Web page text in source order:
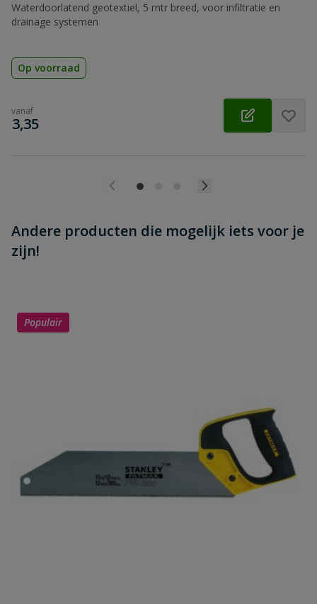
Waterdoorlatend geotextiel, 5 mtr breed, voor infiltratie en
drainage systemen
Op voorraad
vanaf
€
3,35
Andere producten die mogelijk iets voor je
zijn!
Populair